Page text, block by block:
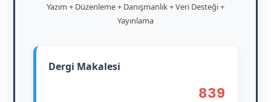
Yazım + Düzenleme + Danışmanlık + Veri Desteği +
Yayınlama
Dergi Makalesi
839